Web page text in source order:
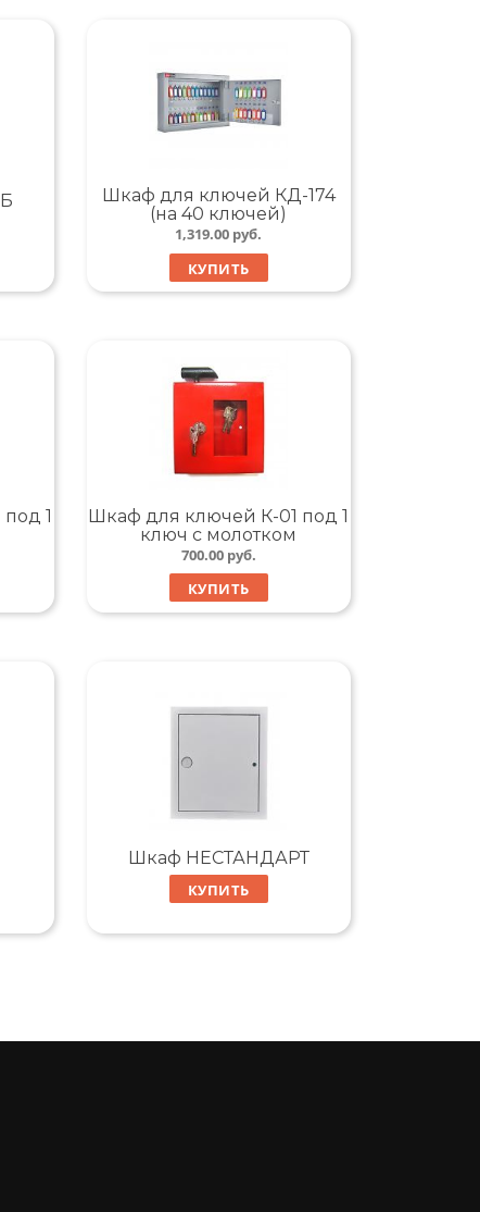
Шкаф для ключей КД-174
(на 40 ключей)
1,319.00 руб.
КУПИТЬ
1
Шкаф для ключей К-01 под 1
ключ с молотком
700.00 руб.
КУПИТЬ
Шкаф НЕСТАНДАРТ
КУПИТЬ